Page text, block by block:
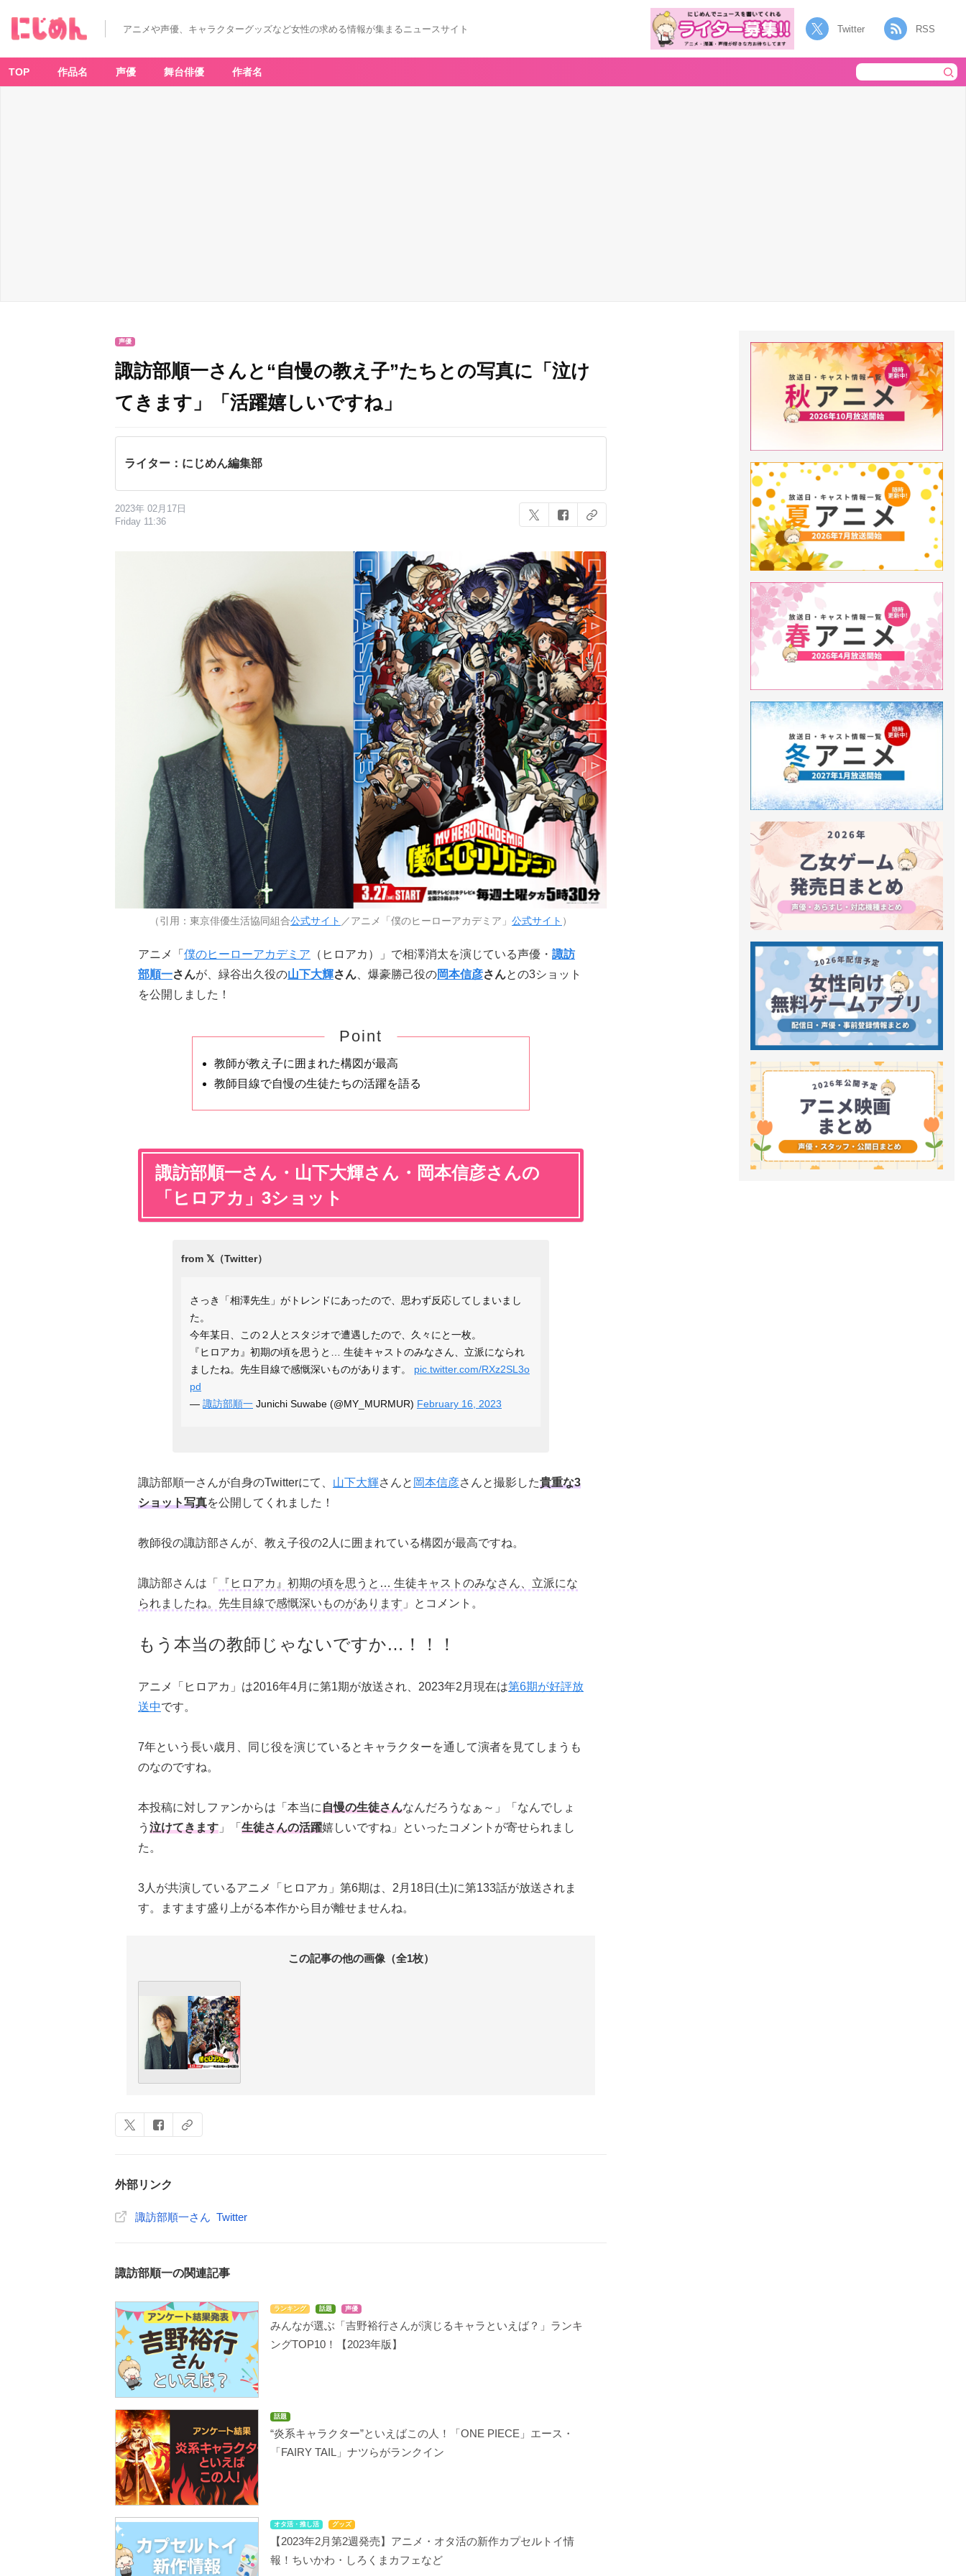
アニメや声優、キャラクターグッズなど女性の求める情報が集まるニュースサイト Twitter RSS
TOP 作品名 声優 舞台俳優 作者名
声優
諏訪部順一さんと“自慢の教え子”たちとの写真に「泣け
てきます」「活躍嬉しいですね」
ライター：にじめん編集部
2023年 02月17日
Friday 11:36
（引用：東京俳優生活協同組合公式サイト ／アニメ「僕のヒーローアカデミア」 公式サイト ）
アニメ「 僕のヒーローアカデミア （ヒロアカ）」で相澤消太を演じている声優・ 諏訪
部順一さんが、緑谷出久役の山下大輝さん、爆豪勝己役の岡本信彦さんとの3ショット
を公開しました！
Point
教師が教え子に囲まれた構図が最高
教師目線で自慢の生徒たちの活躍を語る
諏訪部順一さん・山下大輝さん・岡本信彦さんの
「ヒロアカ」3ショット
さっき「相澤先生」がトレンドにあったので、思わず反応してしまいまし
た。
今年某日、この２人とスタジオで遭遇したので、久々にと一枚。
『ヒロアカ』初期の頃を思うと… 生徒キャストのみなさん、立派になられ
ましたね。先生目線で感慨深いものがあります。 pic.twitter.com/RXz2SL3o
pd
— 諏訪部順一 Junichi Suwabe (@MY_MURMUR) February 16, 2023
諏訪部順一さんが自身のTwitterにて、 山下大輝さんと 岡本信彦さんと撮影した貴重な3
ショット写真を公開してくれました！
教師役の諏訪部さんが、教え子役の2人に囲まれている構図が最高ですね。
諏訪部さんは「
『ヒロアカ』初期の頃を思うと… 生徒キャストのみなさん、立派にな
られましたね。先生目線で感慨深いものがあります 」とコメント。
もう本当の教師じゃないですか…！！！
アニメ「ヒロアカ」は2016年4月に第1期が放送され、2023年2月現在は第6期が好評放
送中です。
7年という長い歳月、同じ役を演じているとキャラクターを通して演者を見てしまうも
のなのですね。
本投稿に対しファンからは「本当に自慢の生徒さんなんだろうなぁ～」「なんでしょ
う 泣けてきます 」「 生徒さんの活躍嬉しいですね」といったコメントが寄せられまし
た。
3人が共演しているアニメ「ヒロアカ」第6期は、2月18日(土)に第133話が放送されま
す。ますます盛り上がる本作から目が離せませんね。
この記事の他の画像（全1枚）
外部リンク
諏訪部順一さん Twitter
諏訪部順一の関連記事
ランキング 話題 声優
みんなが選ぶ「吉野裕行さんが演じるキャラといえば？」ランキ
ングTOP10！【2023年版】
話題
“炎系キャラクター”といえばこの人！「ONE PIECE」エース・
「FAIRY TAIL」ナツらがランクイン
オタ活・推し活 グッズ
【2023年2月第2週発売】アニメ・オタ活の新作カプセルトイ情
報！ちいかわ・しろくまカフェなど